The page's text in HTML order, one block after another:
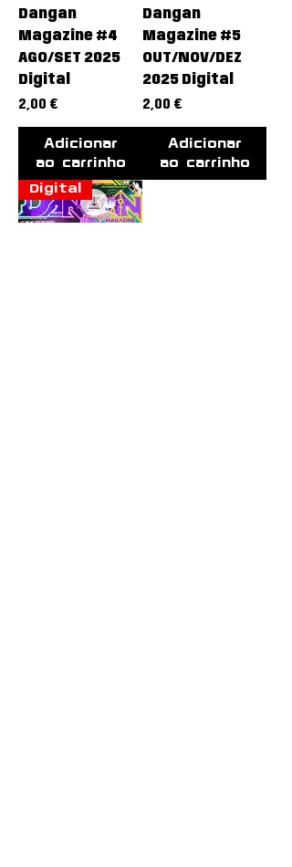
Dangan
Magazine #4
AGO/SET 2025
Digital
Preço
2,00 €
Adicionar
ao carrinho
Dangan
Magazine #5
OUT/NOV/DEZ
2025 Digital
Preço
2,00 €
Adicionar
ao carrinho
Digital